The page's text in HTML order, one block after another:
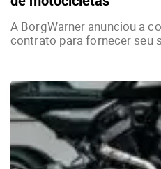
A BorgWarner anunciou a
contrato para fornecer seu